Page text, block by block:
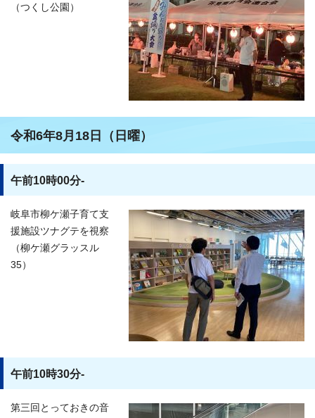
（つくし公園）
令和6年8月18日（日曜）
午前10時00分-
岐阜市柳ケ瀬子育て支
援施設ツナグテを視察
（柳ケ瀬グラッスル
35）
午前10時30分-
第三回とっておきの音